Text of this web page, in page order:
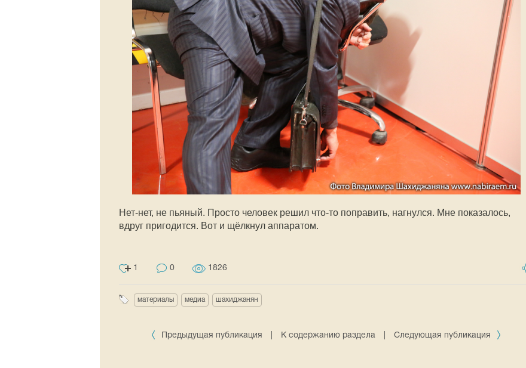
Нет-нет, не пьяный. Просто человек решил что-то поправить, нагнулся. Мне показалось,
вдруг пригодится. Вот и щёлкнул аппаратом.
1 0 1826
материалы медиа шахиджанян
Предыдущая публикация К содержанию раздела Следующая публикация